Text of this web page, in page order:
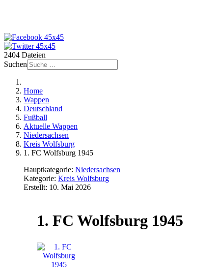
2404 Dateien
Suchen
Home
Wappen
Deutschland
Fußball
Aktuelle Wappen
Niedersachsen
Kreis Wolfsburg
1. FC Wolfsburg 1945
Hauptkategorie: Niedersachsen
Kategorie: Kreis Wolfsburg
Erstellt: 10. Mai 2026
1. FC Wolfsburg 1945